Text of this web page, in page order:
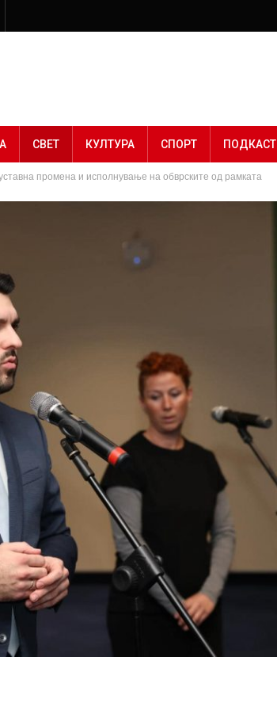
СВЕТ КУЛТУРА СПОРТ ПОДКАСТ
промена и исполнување на обврските од рамката